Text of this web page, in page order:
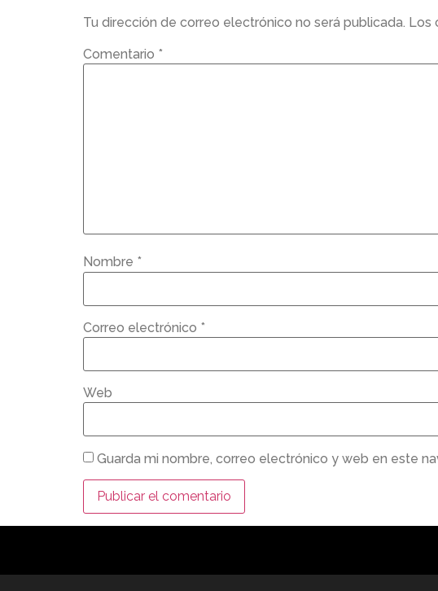
Tu dirección de correo electrónico no será publicada. Los
Comentario *
Nombre *
Correo electrónico *
Web
Guarda mi nombre, correo electrónico y web en este